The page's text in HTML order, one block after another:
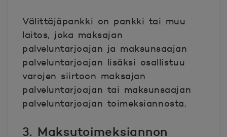
Välittäjäpankki on pankki tai muu
laitos, joka maksajan
palveluntarjoajan ja maksunsaajan
palveluntarjoajan lisäksi osallistuu
varojen siirtoon maksajan
palveluntarjoajan tai maksunsaajan
palveluntarjoajan toimeksiannosta.
3. Maksutoimeksiannon